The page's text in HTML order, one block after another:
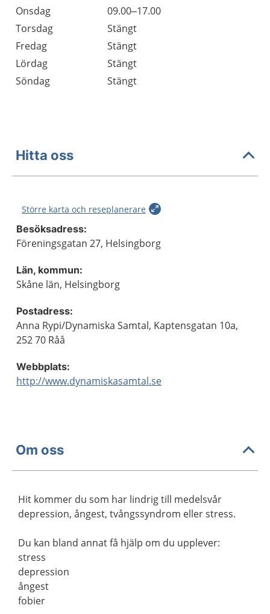
Onsdag
09.00–17.00
Torsdag
Stängt
Fredag
Stängt
Lördag
Stängt
Söndag
Stängt
Hitta oss
Större karta och reseplanerare
Besöksadress:
Föreningsgatan 27, Helsingborg
Län, kommun:
Skåne län, Helsingborg
Postadress:
Anna Rypi/Dynamiska Samtal, Kaptensgatan 10a,
252 70 Råå
Webbplats:
http://www.dynamiskasamtal.se
Om oss
Hit kommer du som har lindrig till medelsvår
depression, ångest, tvångssyndrom eller stress.
Du kan bland annat få hjälp om du upplever:
stress
depression
ångest
fobier